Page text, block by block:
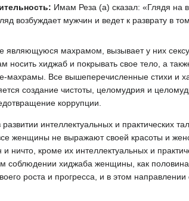
Имам Реза (а) сказал: «Глядя на
возбуждает мужчин и ведет к разврату в
являющуюся махрамом, вызывает у них
хиджаб и покрывать свое тело, а
махрамы. Все вышеперечисленные стихи и
создание чистоты, целомудрия и
коррупции.
интеллектуальных и практических
женщины не выражают своей красоты и
ничто, кроме их интеллектуальных и
соблюдении хиджаба женщины, как
роста и прогресса, и в этом направлении